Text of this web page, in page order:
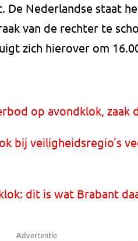
De Nederlandse staat
van de rechter te
zich hierover om
op avondklok, zaak
bij veiligheidsregio's
dit is wat Brabant
Advertentie